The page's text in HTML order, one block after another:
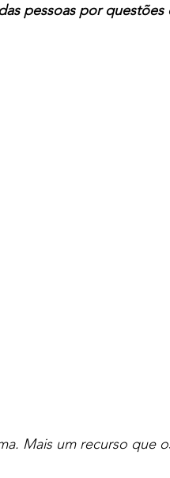
pessoas por
Mais um recurso que